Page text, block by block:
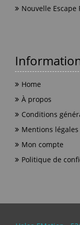
Nouvelle Escape
Home
À propos
Conditions
Mentions légales
Mon compte
Politique de